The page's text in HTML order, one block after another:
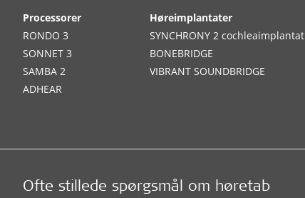
Processorer
RONDO 3
SONNET 3
SAMBA 2
ADHEAR
Høreimplantater
SYNCHRONY 2 cochleaimplantat
BONEBRIDGE
VIBRANT SOUNDBRIDGE
Ofte stillede spørgsmål om høretab